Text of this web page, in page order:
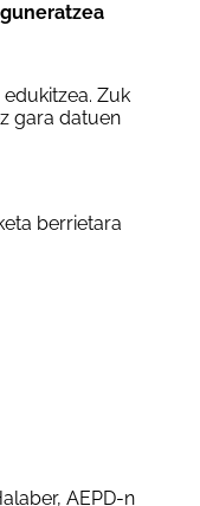
Zuk
gara datuen
berrietara
AEPD-n